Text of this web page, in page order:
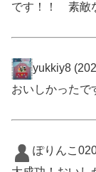
です！！ 素敵
yukkiy8
おいしかったで
ぽりんこ